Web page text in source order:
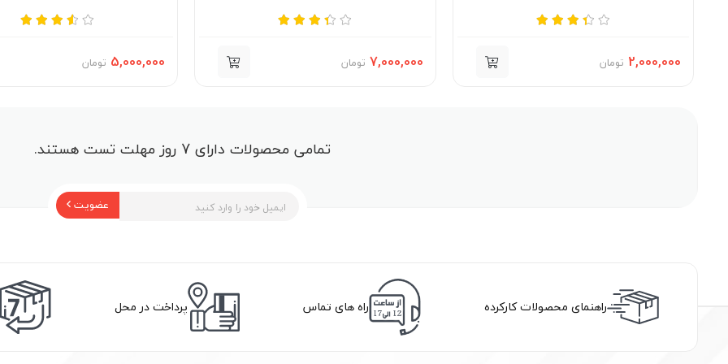
2,000,000 تومان 7,000,000 تومان 5,000,000 تومان
تمامی محصولات دارای 7 روز مهلت تست هستند.
عضویت
راهنمای محصولات کارکرده راه های تماس پرداخت در محل